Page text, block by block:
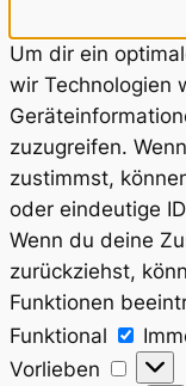
Um dir ein
wir Technologien
zuzugreifen.
zustimmst,
oder eindeutige
Wenn du deine
zurückziehst,
Funktionen
Funktional
Vorlieben